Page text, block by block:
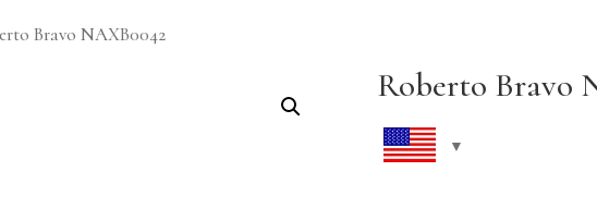
Bravo NAXB0042
Roberto Bravo